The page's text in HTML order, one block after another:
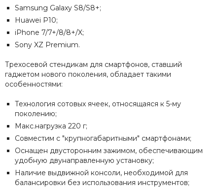
Samsung Galaxy S8/S8+;
Huawei P10;
iPhone 7/7+/8/8+/X;
Sony XZ Premium.
Трехосевой стендикам для смартфонов, ставший
гаджетом нового поколения, обладает такими
особенностями:
Технология сотовых ячеек, относящаяся к 5-му
поколению;
Макс.нагрузка 220 г;
Совместим с "крупногабаритными" смартфонами;
Оснащен двусторонним зажимом, обеспечивающим
удобную двунаправленную установку;
Наличие выдвижной консоли, необходимой для
балансировки без использования инструментов;